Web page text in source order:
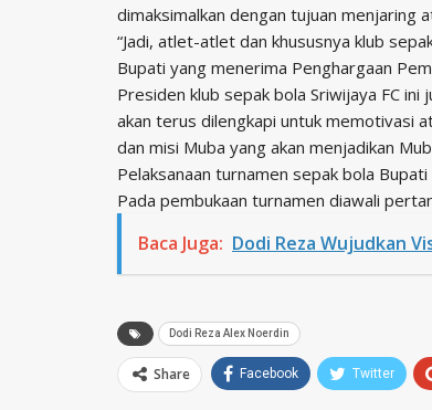
dimaksimalkan dengan tujuan
“Jadi, atlet-atlet dan khususnya klub
Bupati yang menerima Penghargaan
Presiden klub sepak bola Sriwijaya FC
akan terus dilengkapi untuk memotivasi
dan misi Muba yang akan menjadikan
Pelaksanaan turnamen sepak bola
Pada pembukaan turnamen diawali
Baca Juga: Dodi Reza Wujudkan
Dodi Reza Alex Noerdin
Share Facebook Twitter